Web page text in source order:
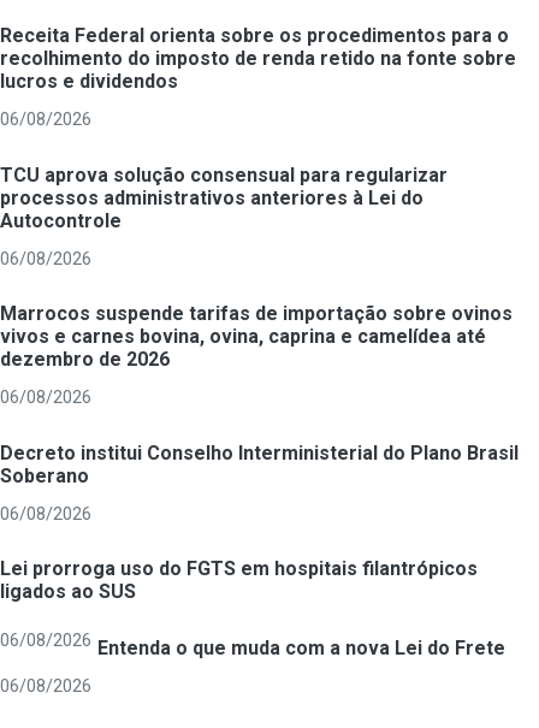
Receita Federal orienta sobre os procedimentos para o
recolhimento do imposto de renda retido na fonte sobre
lucros e dividendos
06/08/2026
TCU aprova solução consensual para regularizar
processos administrativos anteriores à Lei do
Autocontrole
06/08/2026
Marrocos suspende tarifas de importação sobre ovinos
vivos e carnes bovina, ovina, caprina e camelídea até
dezembro de 2026
06/08/2026
Decreto institui Conselho Interministerial do Plano Brasil
Soberano
06/08/2026
Lei prorroga uso do FGTS em hospitais filantrópicos
ligados ao SUS
06/08/2026 Entenda o que muda com a nova Lei do Frete
06/08/2026